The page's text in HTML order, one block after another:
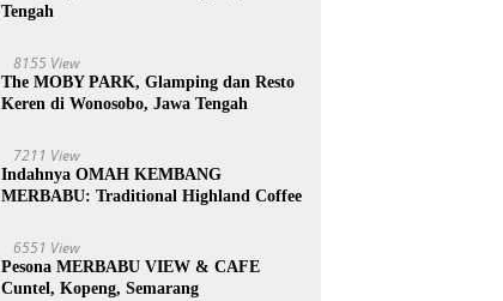
Tengah
8155 View
The MOBY PARK, Glamping dan Resto
Keren di Wonosobo, Jawa Tengah
7211 View
Indahnya OMAH KEMBANG
MERBABU: Traditional Highland Coffee
6551 View
Pesona MERBABU VIEW & CAFE
Cuntel, Kopeng, Semarang